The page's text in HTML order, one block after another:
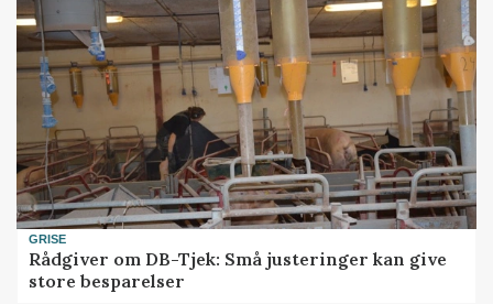
GRISE
Rådgiver om DB-Tjek: Små justeringer kan give
store besparelser